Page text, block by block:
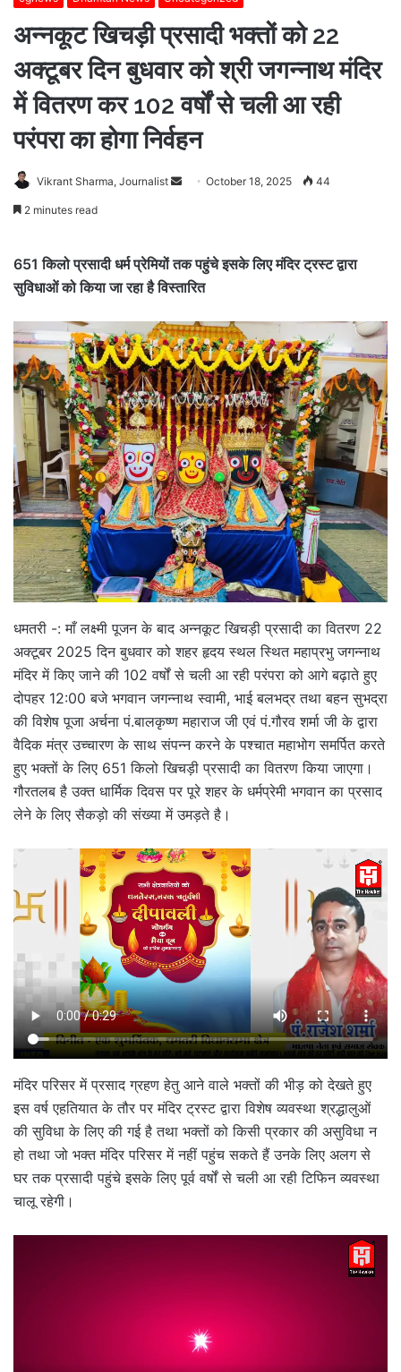
अन्नकूट खिचड़ी प्रसादी भक्तों को 22
अक्टूबर दिन बुधवार को श्री जगन्नाथ मंदिर
में वितरण कर 102 वर्षों से चली आ रही
परंपरा का होगा निर्वहन
Vikrant Sharma, Journalist
SendOctober 18, 2025 44
2 minutes read
651 किलो प्रसादी धर्म प्रेमियों तक पहुंचे इसके लिए मंदिर ट्रस्ट द्वारा
सुविधाओं को किया जा रहा है विस्तारित
धमतरी -: माँ लक्ष्मी पूजन के बाद अन्नकूट खिचड़ी प्रसादी का वितरण 22
अक्टूबर 2025 दिन बुधवार को शहर हृदय स्थल स्थित महाप्रभु जगन्नाथ
मंदिर में किए जाने की 102 वर्षों से चली आ रही परंपरा को आगे बढ़ाते हुए
दोपहर 12:00 बजे भगवान जगन्नाथ स्वामी, भाई बलभद्र तथा बहन सुभद्रा
की विशेष पूजा अर्चना पं.बालकृष्ण महाराज जी एवं पं.गौरव शर्मा जी के द्वारा
वैदिक मंत्र उच्चारण के साथ संपन्न करने के पश्चात महाभोग समर्पित करते
हुए भक्तों के लिए 651 किलो खिचड़ी प्रसादी का वितरण किया जाएगा।
गौरतलब है उक्त धार्मिक दिवस पर पूरे शहर के धर्मप्रेमी भगवान का प्रसाद
लेने के लिए सैकड़ो की संख्या में उमड़ते है।
मंदिर परिसर में प्रसाद ग्रहण हेतु आने वाले भक्तों की भीड़ को देखते हुए
इस वर्ष एहतियात के तौर पर मंदिर ट्रस्ट द्वारा विशेष व्यवस्था श्रद्धालुओं
की सुविधा के लिए की गई है तथा भक्तों को किसी प्रकार की असुविधा न
हो तथा जो भक्त मंदिर परिसर में नहीं पहुंच सकते हैं उनके लिए अलग से
घर तक प्रसादी पहुंचे इसके लिए पूर्व वर्षों से चली आ रही टिफिन व्यवस्था
चालू रहेगी।